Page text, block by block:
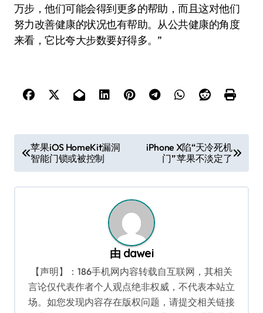
万步，他们可能会得到更多的帮助，而且这对他们
努力改善健康的状况也有帮助。从公共健康的角度
来看，它比夸大步数要好得多。”
章
导
苹果iOS HomeKit漏洞
智能门锁或被控制
iPhone X陷“天冷死机
门” 苹果不淡定了
由 dawei
【声明】：186手机网内容转载自互联网，其相关
言论仅代表作者个人观点绝非权威，不代表本站立
场。如您发现内容存在版权问题，请提交相关链接